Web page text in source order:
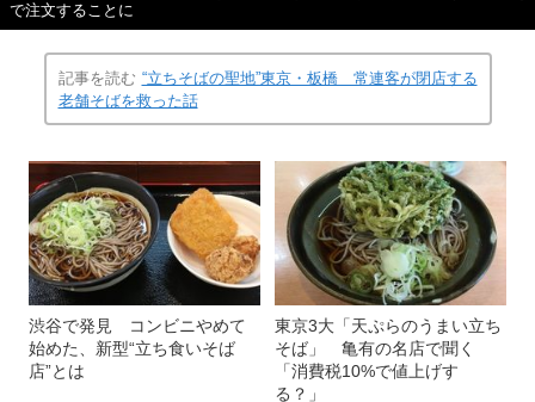
で注文することに
記事を読む “立ちそばの聖地”東京・板橋 常連客が閉店する
老舗そばを救った話
渋谷で発見 コンビニやめて
始めた、新型“立ち食いそば
店”とは
東京3大「天ぷらのうまい立ち
そば」 亀有の名店で聞く
「消費税10%で値上げす
る？」